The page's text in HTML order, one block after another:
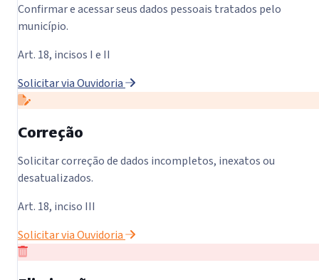
Confirmar e acessar seus dados pessoais tratados pelo
município.
Art. 18, incisos I e II
Solicitar via Ouvidoria
Correção
Solicitar correção de dados incompletos, inexatos ou
desatualizados.
Art. 18, inciso III
Solicitar via Ouvidoria